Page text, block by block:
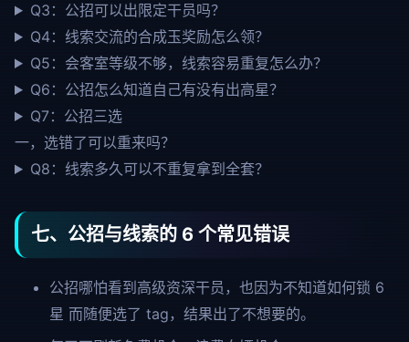
Q3：公招可以出限定干员吗？
Q4：线索交流的合成玉奖励怎么领？
Q5：会客室等级不够，线索容易重复怎么办？
Q6：公招怎么知道自己有没有出高星？
Q7：公招三选
一，选错了可以重来吗？
Q8：线索多久可以不重复拿到全套？
七、公招与线索的 6 个常见错误
公招哪怕看到高级资深干员，也因为不知道如何锁 6
星 而随便选了 tag，结果出了不想要的。